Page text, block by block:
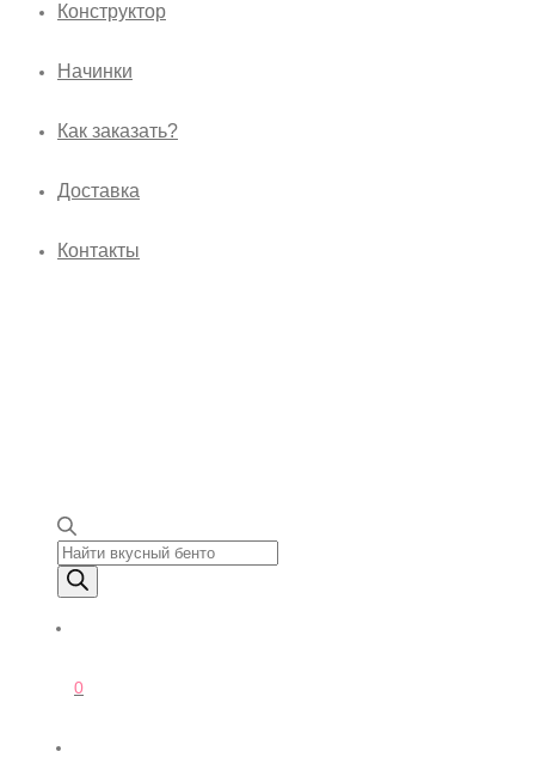
Конструктор
Начинки
Как заказать?
Доставка
Контакты
Поиск товаров
0